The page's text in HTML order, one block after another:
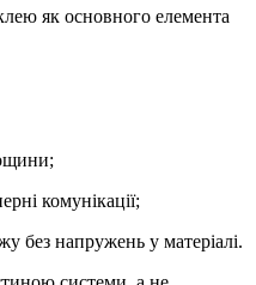
як основного елемента
комунікації;
без напружень у матеріалі.